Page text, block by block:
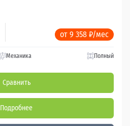
от 9 358 ₽/мес
Механика Полный
Сравнить
Подробнее